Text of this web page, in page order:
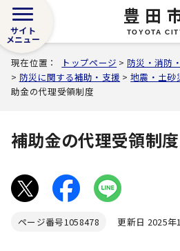
豊田
TOYOTA
サイト
メニュー
現在位置： トップページ > 防災・消防
> 防災に関する補助・支援 >地震・土砂
助金の代理受領制度
補助金の代理受領制度
ページ番号1058478 更新日 2025年